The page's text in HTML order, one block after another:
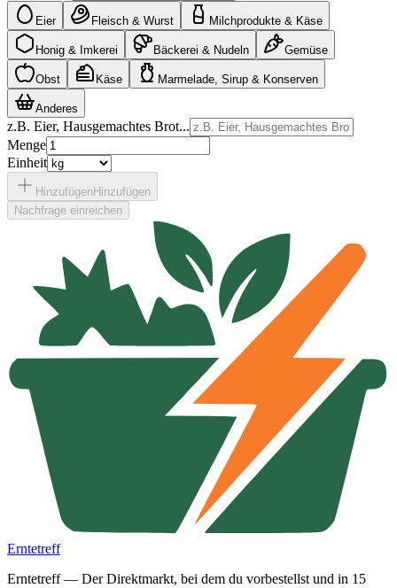
Eier Fleisch & Wurst Milchprodukte & Käse
Honig & Imkerei Bäckerei & Nudeln Gemüse
Obst Käse Marmelade, Sirup & Konserven
Anderes
z.B. Eier, Hausgemachtes Brot...
Menge
Einheit
HinzufügenHinzufügen
Nachfrage einreichen
Erntetreff
Erntetreff — Der Direktmarkt, bei dem du vorbestellst und in 15